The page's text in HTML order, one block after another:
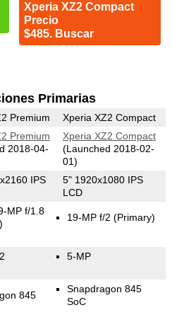
Xperia XZ2 Compact
Precio
$485. Buscar
Primarias
Premium Xperia XZ2 Compact
Premium
2018-04-
Xperia XZ2 Compact
(Launched 2018-02-
01)
IPS
5" 1920x1080 IPS
LCD
MP f/1.8
19-MP f/2 (Primary)
5-MP
845
Snapdragon 845
SoC